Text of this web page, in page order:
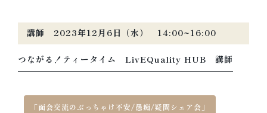
講師 2023年12月6日（水） 14:00~16:00
つながる！ティータイム LivEQuality HUB 講師
「面会交流のぶっちゃけ不安/愚痴/疑問シェア会」